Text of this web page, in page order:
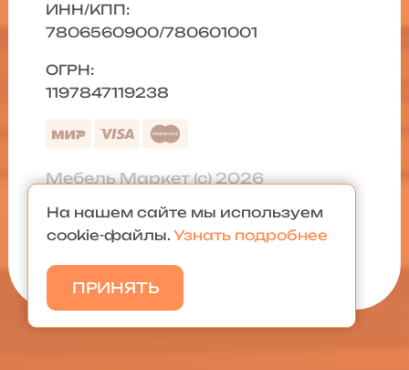
ИНН/КПП:
7806560900/780601001
ОГРН:
1197847119238
Мебель Маркет (с) 2026
Политика конфиденциальности
Карта сайта
На нашем сайте мы используем
cookie-файлы. Узнать подробнее
ПРИНЯТЬ